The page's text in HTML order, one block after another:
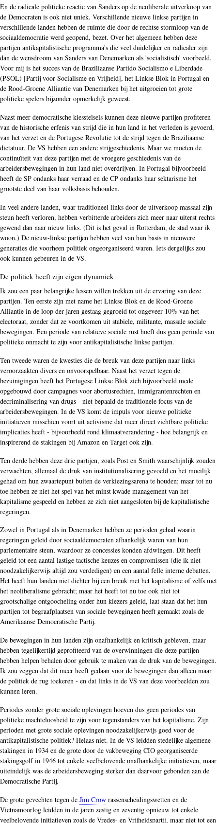
En de radicale politieke reactie van Sanders op de neoliberale uitverkoop van
de Democraten is ook niet uniek. Verschillende nieuwe linkse partijen in
verschillende landen hebben de ruimte die door de rechtse stormloop van de
sociaaldemocratie werd geopend, bezet. Over het algemeen hebben deze
partijen antikapitalistische programma's die veel duidelijker en radicaler zijn
dan de wensdroom van Sanders van Denemarken als 'socialistisch' voorbeeld.
Voor mij is het succes van de Braziliaanse Partido Socialismo e Liberdade
(PSOL) [Partij voor Socialisme en Vrijheid], het Linkse Blok in Portugal en
de Rood-Groene Alliantie van Denemarken bij het uitgroeien tot grote
politieke spelers bijzonder opmerkelijk geweest.
Naast meer democratische kiesstelsels kunnen deze nieuwe partijen profiteren
van de historische erfenis van strijd die in hun land in het verleden is gevoerd,
van het verzet en de Portugese Revolutie tot de strijd tegen de Braziliaanse
dictatuur. De VS hebben een andere strijgeschiedenis. Maar we moeten de
continuïteit van deze partijen met de vroegere geschiedenis van de
arbeidersbewegingen in hun land niet overdrijven. In Portugal bijvoorbeeld
heeft de SP ondanks haar verraad en de CP ondanks haar sektarisme het
grootste deel van haar volksbasis behouden.
In veel andere landen, waar traditioneel links door de uitverkoop massaal zijn
steun heeft verloren, hebben verbitterde arbeiders zich meer naar uiterst rechts
gewend dan naar nieuw links. (Dit is het geval in Rotterdam, de stad waar ik
woon.) De nieuw-linkse partijen hebben veel van hun basis in nieuwere
generaties die voorheen politiek ongeorganiseerd waren. Iets dergelijks zou
ook kunnen gebeuren in de VS.
De politiek heeft zijn eigen dynamiek
Ik zou een paar belangrijke lessen willen trekken uit de ervaring van deze
partijen. Ten eerste zijn met name het Linkse Blok en de Rood-Groene
Alliantie in de loop der jaren gestaag gegroeid tot ongeveer 10% van het
electoraat, zonder dat ze voortkomen uit stabiele, militante, massale sociale
bewegingen. Een periode van relatieve sociale rust hoeft dus geen periode van
politieke onmacht te zijn voor antikapitalistische linkse partijen.
Ten tweede waren de kwesties die de breuk van deze partijen naar links
veroorzaakten divers en onvoorspelbaar. Naast het verzet tegen de
bezuinigingen heeft het Portugese Linkse Blok zich bijvoorbeeld mede
opgebouwd door campagnes voor abortusrechten, immigrantenrechten en
decriminalisering van drugs - niet bepaald de traditionele focus van de
arbeidersbewegingen. In de VS komt de impuls voor nieuwe politieke
initiatieven misschien voort uit activisme dat meer direct zichtbare politieke
implicaties heeft - bijvoorbeeld rond klimaatverandering - hoe belangrijk en
inspirerend de stakingen bij Amazon en Target ook zijn.
Ten derde hebben deze drie partijen, zoals Post en Smith waarschijnlijk zouden
verwachten, allemaal de druk van institutionalisering gevoeld en het moeilijk
gehad om hun zwaartepunt buiten de verkiezingsarena te houden; maar tot nu
toe hebben ze niet het spel van het minst kwade management van het
kapitalisme gespeeld en hebben ze zich niet aangesloten bij de kapitalistische
regeringen.
Zowel in Portugal als in Denemarken hebben ze perioden gehad waarin
regeringen geleid door sociaaldemocraten afhankelijk waren van hun
parlementaire steun, waardoor ze concessies konden afdwingen. Dit heeft
geleid tot een aantal lastige tactische keuzes en compromissen (die ik niet
noodzakelijkerwijs altijd zou verdedigen) en een aantal felle interne debatten.
Het heeft hun landen niet dichter bij een breuk met het kapitalisme of zelfs met
het neoliberalisme gebracht; maar het heeft tot nu toe ook niet tot
grootschalige ontgoocheling onder hun kiezers geleid, laat staan dat het hun
partijen tot begraafplaatsen van sociale bewegingen heeft gemaakt zoals de
Amerikaanse Democratische Partij.
De bewegingen in hun landen zijn onafhankelijk en kritisch gebleven, maar
hebben tegelijkertijd geprofiteerd van de overwinningen die deze partijen
hebben helpen behalen door gebruik te maken van de druk van de bewegingen.
Ik zou zeggen dat dit meer heeft gedaan voor de bewegingen dan alleen maar
de politiek de rug toekeren - en dat links in de VS van deze voorbeelden zou
kunnen leren.
Periodes zonder grote sociale oplevingen hoeven dus geen periodes van
politieke machteloosheid te zijn voor tegenstanders van het kapitalisme. Zijn
perioden met grote sociale oplevingen noodzakelijkerwijs goed voor de
antikapitalistische politiek? Helaas niet. In de VS leidden stedelijke algemene
stakingen in 1934 en de grote door de vakbeweging CIO georganiseerde
stakingsgolf in 1946 tot enkele veelbelovende onafhankelijke initiatieven, maar
uiteindelijk was de arbeidersbeweging sterker dan daarvoor gebonden aan de
Democratische Partij.
De grote gevechten tegen de Jim Crow rassenscheidingswetten en de
Vietnamoorlog leidden in de jaren zestig en zeventig opnieuw tot enkele
veelbelovende initiatieven zoals de Vredes- en Vrijheidspartij, maar niet tot een